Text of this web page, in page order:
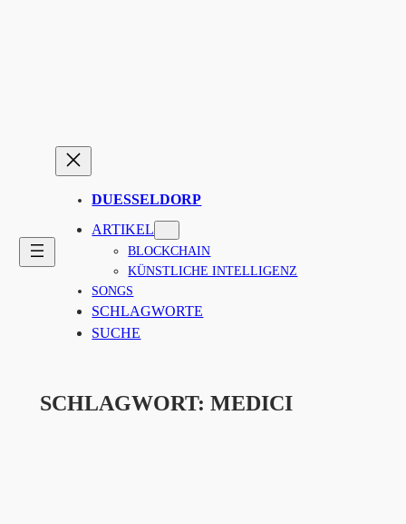
DUESSELDORP
ARTIKEL
BLOCKCHAIN
KÜNSTLICHE INTELLIGENZ
SONGS
SCHLAGWORTE
SUCHE
SCHLAGWORT: MEDICI